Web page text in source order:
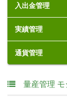
入出金管理
実績管理
通貨管理
量産管理 モ